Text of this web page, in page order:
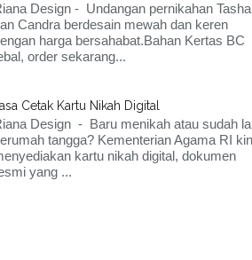
Design - Undangan pernikahan Tasha
Candra berdesain mewah dan keren
harga bersahabat.Bahan Kertas BC
order sekarang...
Cetak Kartu Nikah Digital
Design - Baru menikah atau sudah
tangga? Kementerian Agama RI
kartu nikah digital, dokumen
yang ...